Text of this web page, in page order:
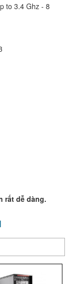
to 3.4 Ghz - 8
rất dễ dàng.